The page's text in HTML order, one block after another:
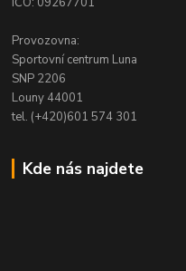
Provozovna:
Sportovní centrum Luna
SNP 2206
Louny 44001
tel. (+420)601 574 301
Kde nás najdete